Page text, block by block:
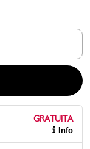
GRATUITA
Info